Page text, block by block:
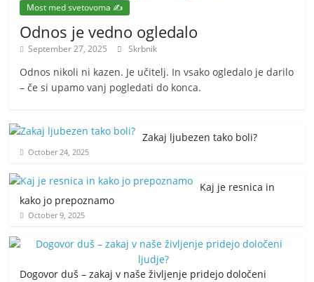
Most med svetovoma ✍️
Odnos je vedno ogledalo
September 27, 2025 Skrbnik
Odnos nikoli ni kazen. Je učitelj. In vsako ogledalo je darilo
– če si upamo vanj pogledati do konca.
Zakaj ljubezen tako boli?
October 24, 2025
Kaj je resnica in
kako jo prepoznamo
October 9, 2025
Dogovor duš – zakaj v naše življenje pridejo določeni